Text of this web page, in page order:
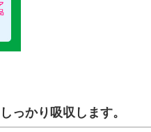
っかり吸収します。